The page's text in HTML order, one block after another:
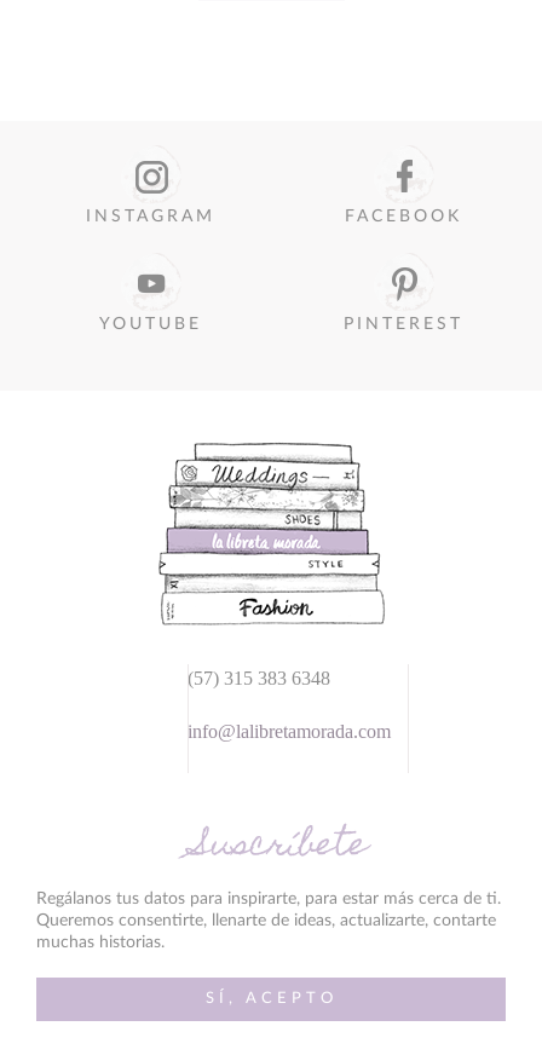
INSTAGRAM FACEBOOK
YOUTUBE PINTEREST
(57) 315 383 6348
info@lalibretamorada.com
Suscríbete
Regálanos tus datos para inspirarte, para estar más cerca de ti.
Queremos consentirte, llenarte de ideas, actualizarte, contarte
muchas historias.
SÍ, ACEPTO